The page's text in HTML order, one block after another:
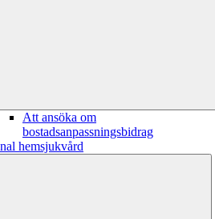
Att ansöka om
bostadsanpassningsbidrag
hemsjukvård